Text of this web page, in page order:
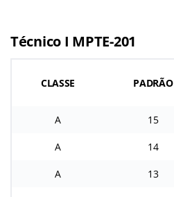
Técnico I MPTE-201
CLASSE PADRÃO
A 15
A 14
A 13